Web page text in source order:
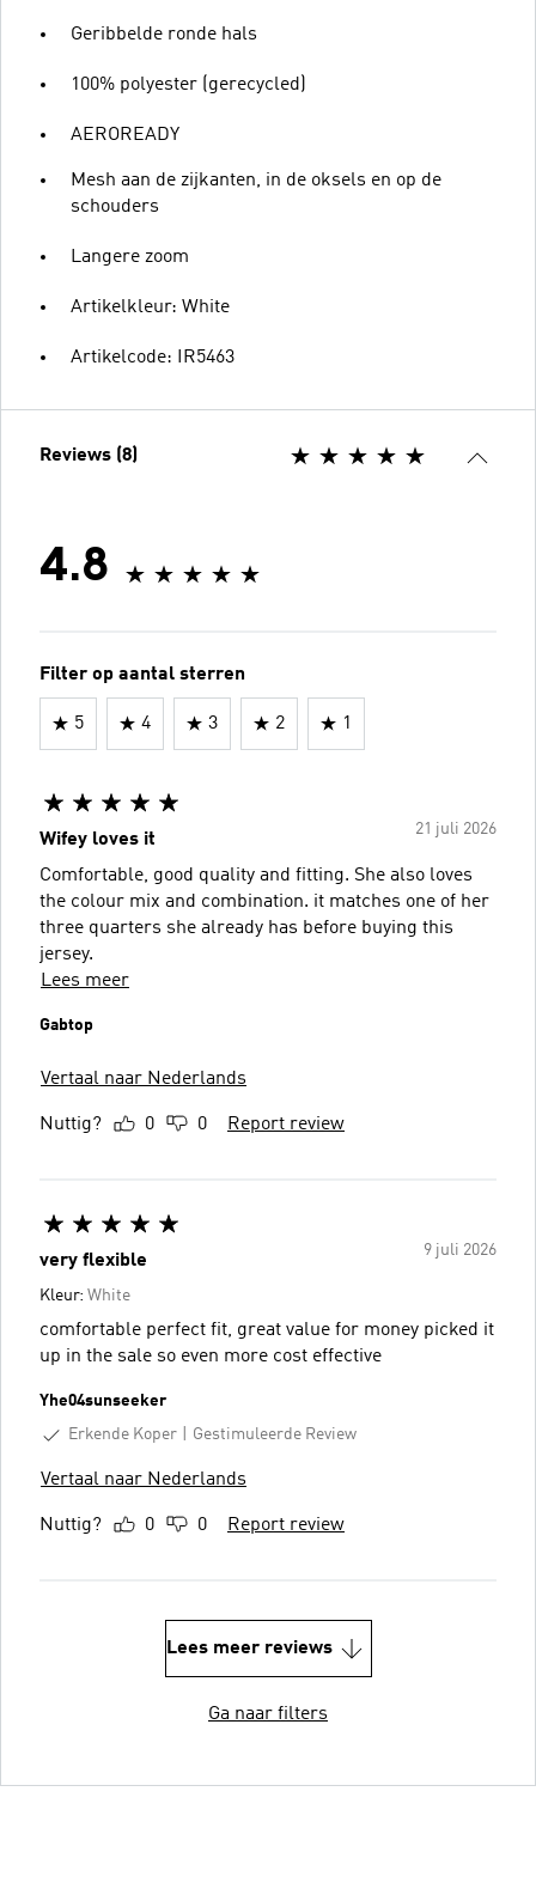
Geribbelde ronde hals
100% polyester (gerecycled)
AEROREADY
Mesh aan de zijkanten, in de oksels en op de
schouders
Langere zoom
Artikelkleur: White
Artikelcode: IR5463
Reviews (8)
4.8
Filter op aantal sterren
5 4 3 2 1
21 juli 2026
Wifey loves it
Comfortable, good quality and fitting. She also loves
the colour mix and combination. it matches one of her
three quarters she already has before buying this
jersey.
Lees meer
Gabtop
Vertaal naar Nederlands
Nuttig? 0 0 Report review
9 juli 2026
very flexible
Kleur: White
comfortable perfect fit, great value for money picked it
up in the sale so even more cost effective
Yhe04sunseeker
Erkende Koper
Gestimuleerde Review
Vertaal naar Nederlands
Nuttig? 0 0 Report review
Lees meer reviews
Ga naar filters